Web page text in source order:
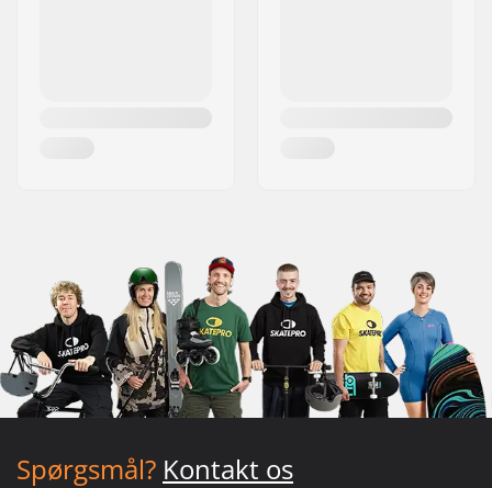
Spørgsmål? Kontakt os